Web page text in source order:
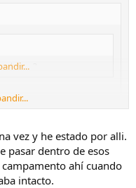
vez y he estado por alli.
pasar dentro de esos
ahí cuando
intacto.